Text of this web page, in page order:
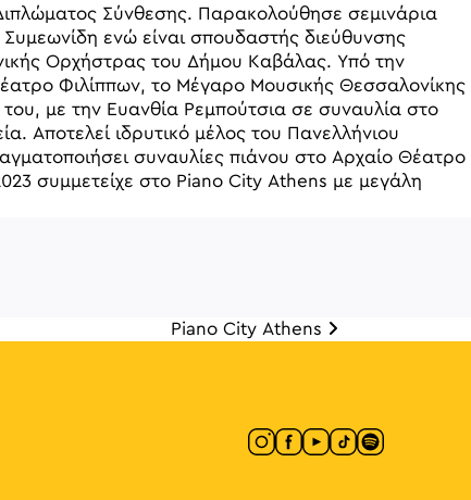
Σύνθεσης. Παρακολούθησε σεμινάρια
ενώ είναι σπουδαστής διεύθυνσης
Ορχήστρας του Δήμου Καβάλας. Υπό την
Φιλίππων, το Μέγαρο Μουσικής Θεσσαλονίκης
με την Ευανθία Ρεμπούτσια σε συναυλία στο
Αποτελεί ιδρυτικό μέλος του Πανελλήνιου
συναυλίες πιάνου στο Αρχαίο Θέατρο
συμμετείχε στο Piano City Athens με μεγάλη
Piano City Athens